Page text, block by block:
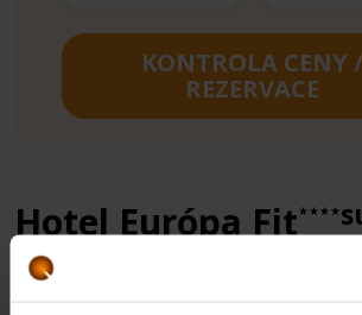
KONTROLA CENY /
REZERVACE
Hotel Európa Fit★★★★
Nabídky